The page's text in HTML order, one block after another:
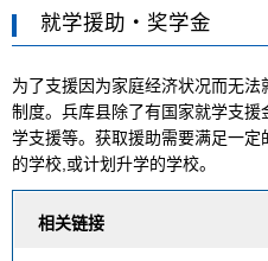
就学援助・奖学金
为了支援因为家庭经济状况而无
制度。兵库县除了有国家就学支
学支援等。获取援助需要满足一
的学校,或计划升学的学校。
相关链接